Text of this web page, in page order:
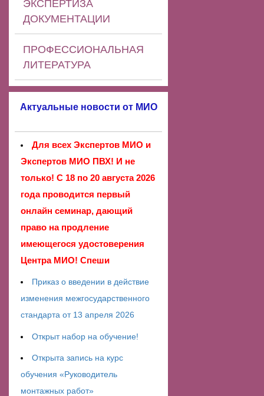
ЭКСПЕРТИЗА
ДОКУМЕНТАЦИИ
ПРОФЕССИОНАЛЬНАЯ
ЛИТЕРАТУРА
Актуальные новости от МИО
Для всех Экспертов МИО и
Экспертов МИО ПВХ! И не
только! С 18 по 20 августа 2026
года проводится первый
онлайн семинар, дающий
право на продление
имеющегося удостоверения
Центра МИО! Спеши
Приказ о введении в действие
изменения межгосударственного
стандарта от 13 апреля 2026
Открыт набор на обучение!
Открыта запись на курс
обучения «Руководитель
монтажных работ»